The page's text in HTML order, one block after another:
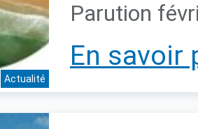
Actualité
Parution
En savoir